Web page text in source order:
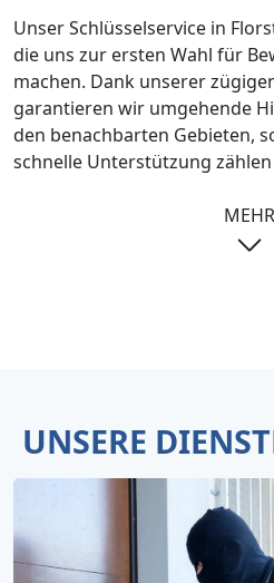
Unser Schlüsselservice in
die uns zur ersten Wahl für
machen. Dank unserer
garantieren wir umgehende
den benachbarten Gebieten,
schnelle Unterstützung
MEHR
UNSERE